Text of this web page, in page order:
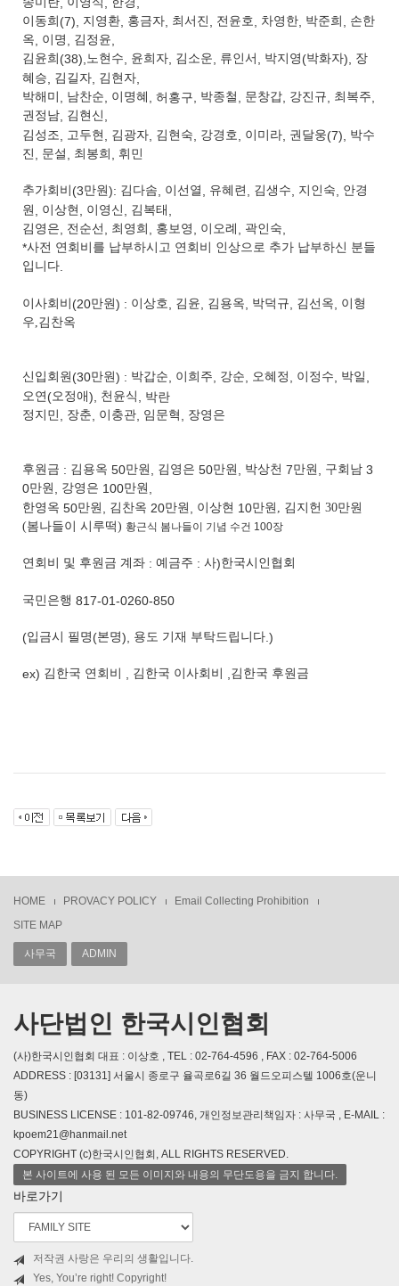
이동희 (7), 지영환 홍금자 최서진 전윤호 차영한 박준희
손한
옥, 이명 , 김정윤,
김윤희 (38),노현수, 윤희자, 김소운, 류인서 , 박지영 (박화자), 장
혜승
김길자 김현자
박해미 , 남찬순, 이명혜 , 허홍구, 박종철 , 문창갑, 강진규, 최복주,
권정남, 김현신 ,
김성조 고두현 김광자 김현숙 강경호 이미라 권달웅(7), 박수
진 , 문설 , 최봉희 , 휘민
추가회비 (3만원): 김다솜, 이선열 , 유혜련 , 김생수, 지인숙, 안경
원
이상현 이영신 김복태
김영은 전순선 최영희 홍보영 이오례 곽인숙
*사전 연회비를 납부하시고 연회비 인상으로 추가 납부하신 분들
입니다.
이사회비 (20만원 ) : 이상호 김윤 김용옥 박덕규 김선옥
이형
우,김찬옥
신입회원 (30만원) : 박갑순, 이희주, 강순, 오혜정 , 이정수, 박일 ,
오연 (오정애 ), 천윤식 , 박란
정지민 장춘 이충관 임문혁 장영은
후원금 : 김용옥 50만원 , 김영은 50만원 , 박상천 7만원 , 구회남 3
0만원 , 강영은 100만원 ,
한영옥 50만원 김찬옥 20만원 이상현 10만원, 김지헌 30만원
(봄나들이 시루떡) 황근식 봄나들이 기념 수건 100장
연회비 및 후원금 계좌 : 예금주 : 사)한국시인협회
국민은행 817-01-0260-850
(입금시 필명 (본명), 용도 기재 부탁드립니다.)
ex) 김한국 연회비 , 김한국 이사회비 ,김한국 후원금
HOME PROVACY POLICY
Email Collecting Prohibition
SITE MAP
사무국 ADMIN
사단법인 한국시인협회
(사)한국시인협회 대표 : 이상호 , TEL : 02-764-4596 , FAX : 02-764-5006
ADDRESS : [03131] 서울시 종로구 율곡로6길 36 월드오피스텔 1006호(운니
동)
BUSINESS LICENSE : 101-82-09746, 개인정보관리책임자 : 사무국 , E-MAIL :
kpoem21@hanmail.net
COPYRIGHT (c)한국시인협회, ALL RIGHTS RESERVED.
본 사이트에 사용 된 모든 이미지와 내용의 무단도용을 금지 합니다.
바로가기
저작권 사랑은 우리의 생활입니다.
Yes, You’re right! Copyright!